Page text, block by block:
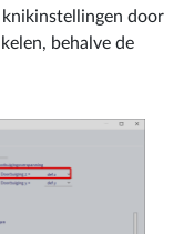
door
behalve de